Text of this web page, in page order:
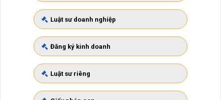
Luật sư doanh nghiệp
Đăng ký kinh doanh
Luật sư riêng